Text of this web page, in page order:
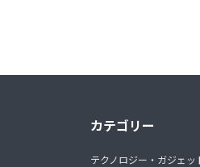
カテゴリー
テクノロジー・ガジェッ